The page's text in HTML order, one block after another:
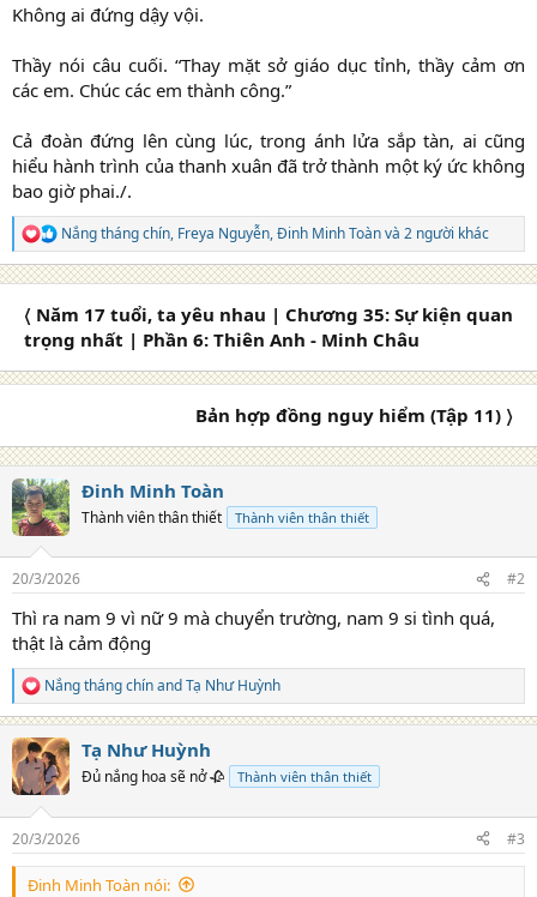
Không ai đứng dậy vội.
Thầy nói câu cuối. “Thay mặt sở giáo dục tỉnh, thầy cảm ơn
các em. Chúc các em thành công.”
Cả đoàn đứng lên cùng lúc, trong ánh lửa sắp tàn, ai cũng
hiểu hành trình của thanh xuân đã trở thành một ký ức không
bao giờ phai./.​
R
e
a
n
Nắng tháng chín, Freya Nguyễn,Đinh Minh Toànvà 2 người khác
〈 Năm 17 tuổi, ta yêu nhau | Chương 35: Sự kiện quan
trọng nhất | Phần 6: Thiên Anh - Minh Châu
Bản hợp đồng nguy hiểm (Tập 11) 〉
Đinh Minh Toàn
Thành viên thân thiết Thành viên thân thiết
20/3/2026 #2
Thì ra nam 9 vì nữ 9 mà chuyển trường, nam 9 si tình quá,
thật là cảm động
R
e
c
i
s
:
Nắng tháng chínandTạ Như Huỳnh
Tạ Như Huỳnh
Đủ nắng hoa sẽ nở 🥀 Thành viên thân thiết
20/3/2026 #3
Đinh Minh Toàn nói: